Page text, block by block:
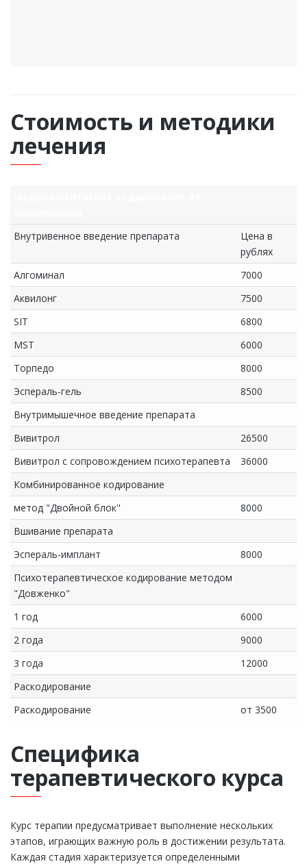
Стоимость и методики
лечения
Внутривенное введение препарата
Цена в
рублях
Алгоминал
7000
Аквилонг
7500
SIT
6800
MST
6000
Торпедо
8000
Эспераль-гель
8500
Внутримышечное введение препарата
Вивитрол
26500
Вивитрол с сопровождением психотерапевта
36000
Комбинированное кодирование
метод "Двойной блок"
8000
Вшивание препарата
Эспераль-имплант
8000
Психотерапевтическое кодирование методом
"Довженко"
1 год
6000
2 года
9000
3 года
12000
Раскодирование
Раскодирование
от 3500
Специфика
терапевтического курса
Курс терапии предусматривает выполнение нескольких
этапов, играющих важную роль в достижении результата.
Каждая стадия характеризуется определенными